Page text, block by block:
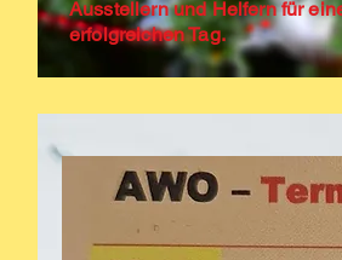
Ausstellern und Helfern für
erfolgreichen Tag.